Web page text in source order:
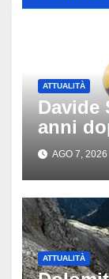
ATTUALITÀ
Davide
anni
amici:
AGO 7, 2026
ATTUALITÀ